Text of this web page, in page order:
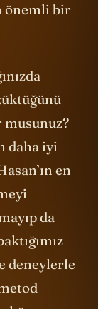
önemli bir
musunuz?
daha iyi
en
da
deneylerle